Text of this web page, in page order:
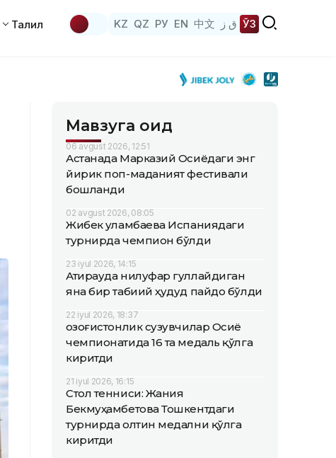
Таҳлил KZ QZ РУ EN 中文 ق ز ЎЗ
Мавзуга оид
06 avgust 2026, 12:51
Астанада Марказий Осиёдаги энг
йирик поп-маданият фестивали
бошланди
02 avgust 2026, 08:05
Жибек Қуламбаева Испаниядаги
турнирда чемпион бўлди
23 iyul 2026, 14:15
Атирауда нилуфар гуллайдиган
яна бир табиий ҳудуд пайдо бўлди
22 iyul 2026, 18:37
Қозоғистонлик сузувчилар Осиё
чемпионатида 16 та медаль қўлга
киритди
21 iyul 2026, 16:15
Стол тенниси: Жания
Бекмуҳамбетова Тошкентдаги
турнирда олтин медални қўлга
киритди